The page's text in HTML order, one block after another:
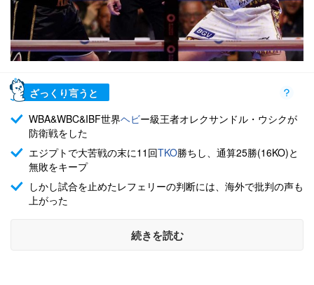
ざっくり言うと
WBA&WBC&IBF世界ヘビー級王者オレクサンドル・ウシクが
防衛戦をした
エジプトで大苦戦の末に11回TKO勝ちし、通算25勝(16KO)と
無敗をキープ
しかし試合を止めたレフェリーの判断には、海外で批判の声も
上がった
続きを読む